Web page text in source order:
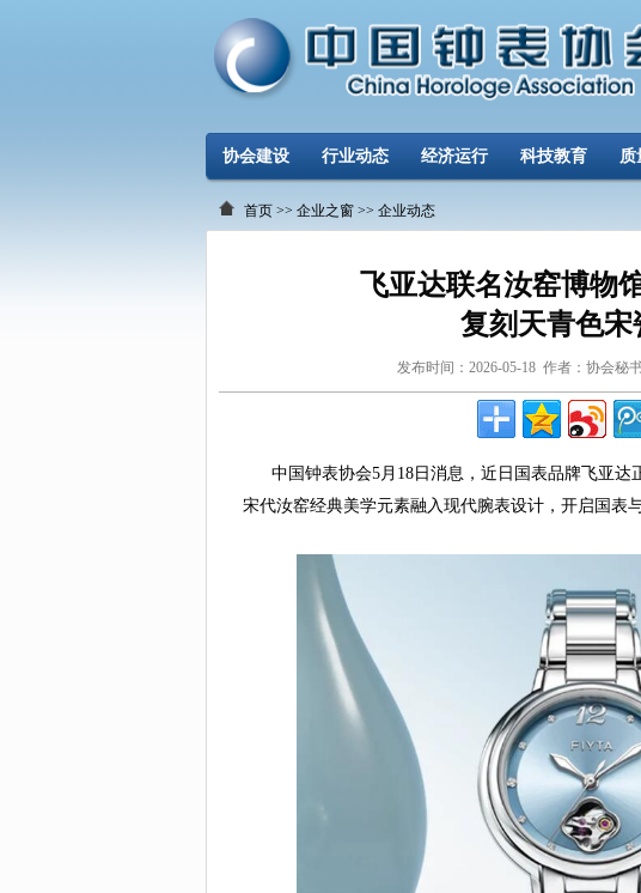
协会建设 行业动态 经济运行 科技教育 质
首页 >> 企业之窗 >> 企业动态
飞亚达联名汝窑博物
复刻天青色宋
发布时间：2026-05-18 作者：协会秘
中国钟表协会5月18日消息，近日国表品牌飞亚达
宋代汝窑经典美学元素融入现代腕表设计，开启国表